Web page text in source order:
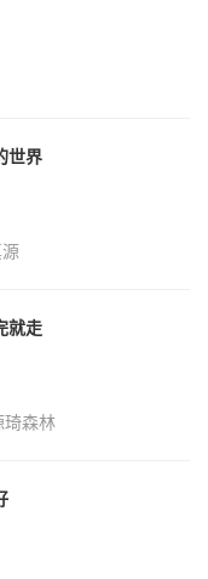
世界
就走
琦森林